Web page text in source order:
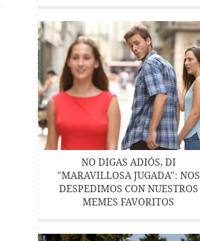
NO DIGAS ADIÓS, DI
"MARAVILLOSA JUGADA": NOS
DESPEDIMOS CON NUESTROS
MEMES FAVORITOS